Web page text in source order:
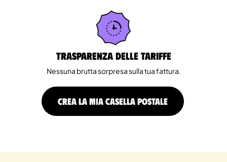
Trasparenza delle tariffe
Nessuna brutta sorpresa sulla tua fattura.
CREA LA MIA CASELLA POSTALE